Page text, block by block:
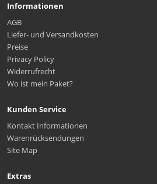
Informationen
AGB
Liefer- und Versandkosten
Preise
Privacy Policy
Widerrufrecht
Wo ist mein Paket?
Kunden Service
Kontakt Informationen
Warenrücksendungen
Site Map
Extras